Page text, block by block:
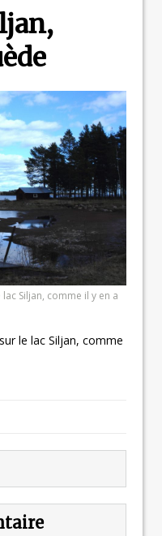
Heat de
clé pour les sportifs
Siljan, comme il y en a
le lac Siljan, comme